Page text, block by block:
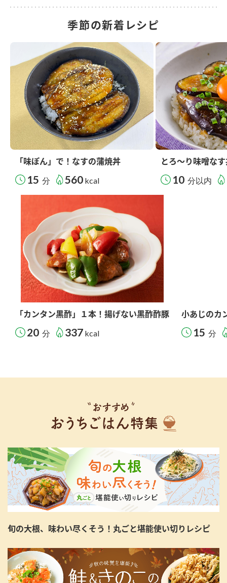
季節の新着レシピ
「味ぽん」で！なすの蒲焼丼
15 分 560 kcal
とろ～り味噌な
10 分以内
「カンタン黒酢」１本！揚げない黒酢酢豚
20 分 337 kcal
小あじのカ
15 分
旬の大根、味わい尽くそう！丸ごと堪能使い切りレシピ